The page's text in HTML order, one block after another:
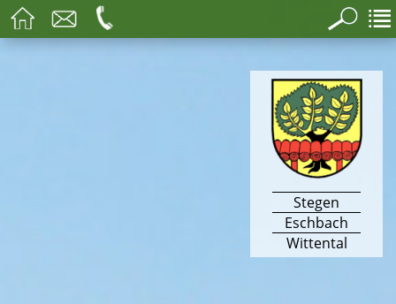
Stegen
Eschbach
Wittental